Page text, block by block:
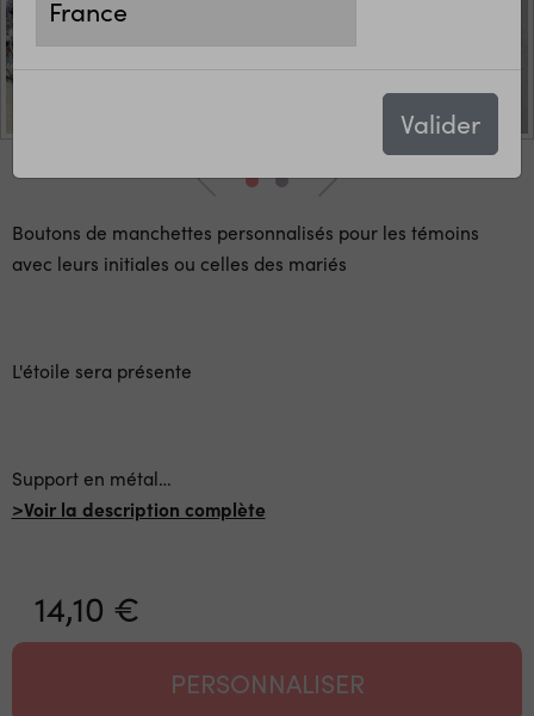
Valider
Boutons de manchettes personnalisés pour les témoins
avec leurs initiales ou celles des mariés
L'étoile sera présente
Support en métal…
>Voir la description complète
14,10 €
PERSONNALISER